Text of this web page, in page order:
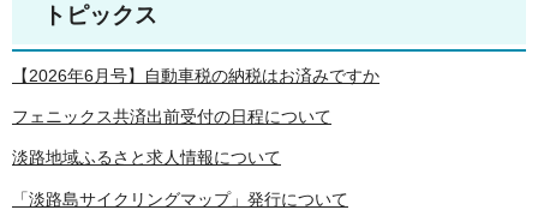
トピックス
【2026年6月号】自動車税の納税はお済みですか
フェニックス共済出前受付の日程について
淡路地域ふるさと求人情報について
「淡路島サイクリングマップ」発行について